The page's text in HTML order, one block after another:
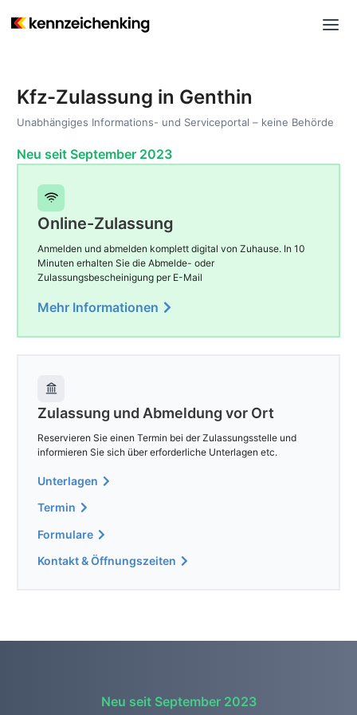
Kfz-Zulassung in Genthin
Unabhängiges Informations- und Serviceportal – keine Behörde
Neu seit September 2023
Online-Zulassung
Anmelden und abmelden komplett digital von Zuhause. In 10
Minuten erhalten Sie die Abmelde- oder
Zulassungsbescheinigung per E-Mail
Mehr Informationen
Zulassung und Abmeldung vor Ort
Reservieren Sie einen Termin bei der Zulassungsstelle und
informieren Sie sich über erforderliche Unterlagen etc.
Unterlagen
Termin
Formulare
Kontakt & Öffnungszeiten
Neu seit September 2023